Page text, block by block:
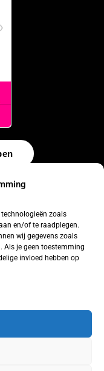
zoals
en/of te raadplegen.
wij gegevens zoals
Als je geen toestemming
invloed hebben op